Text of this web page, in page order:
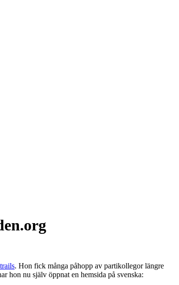
. Hon fick många påhopp av partikollegor längre
hon nu själv öppnat en hemsida på svenska: